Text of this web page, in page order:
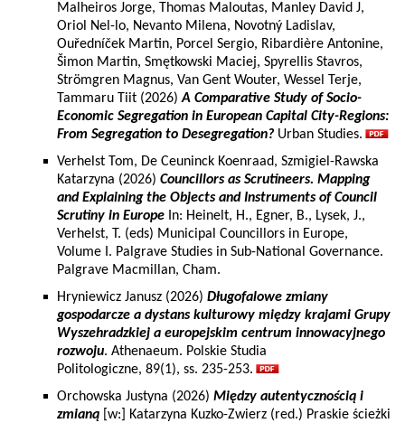
Malheiros Jorge, Thomas Maloutas, Manley David J,
Oriol Nel-lo, Nevanto Milena, Novotný Ladislav,
Ouředníček Martin, Porcel Sergio, Ribardière Antonine,
Šimon Martin, Smętkowski Maciej, Spyrellis Stavros,
Strömgren Magnus, Van Gent Wouter, Wessel Terje,
Tammaru Tiit (2026)A Comparative Study of Socio-
Economic Segregation in European Capital City-Regions:
From Segregation to Desegregation? Urban Studies.
Verhelst Tom, De Ceuninck Koenraad, Szmigiel-Rawska
Katarzyna (2026) Councillors as Scrutineers. Mapping
and Explaining the Objects and Instruments of Council
Scrutiny in Europe In: Heinelt, H., Egner, B., Lysek, J.,
Verhelst, T. (eds) Municipal Councillors in Europe,
Volume I. Palgrave Studies in Sub-National Governance.
Palgrave Macmillan, Cham.
Hryniewicz Janusz (2026) Długofalowe zmiany
gospodarcze a dystans kulturowy między krajami Grupy
Wyszehradzkiej a europejskim centrum innowacyjnego
rozwoju. Athenaeum. Polskie Studia
Politologiczne, 89(1), ss. 235-253.
Orchowska Justyna (2026) Między autentycznością i
zmianą [w:] Katarzyna Kuzko-Zwierz (red.) Praskie ścieżki